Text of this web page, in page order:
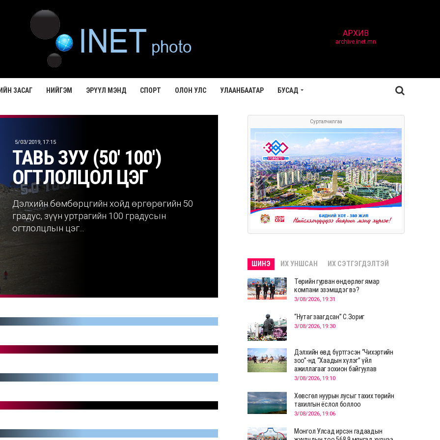
АРХИВ
archive.inet.mn
ЗАСАГ НИЙГЭМ ЭРҮҮЛ МЭНД СПОРТ ОЛОН УЛС УЛААНБААТАР БУСАД
5/03/2019, 17:15
ТАВЬ ЗУУ (50' 100')
ОГТЛОЛЦОЛ ЦЭГ
Дэлхийн бөмбөрцгийн хойд өргөрөгийн 50
градус, зүүн уртрагийн 100 градусын
огтлолцлын цэг...
17/02/2019, 16:30
Архангайн Өлзийт
суманд 4,6
магнитудын хүчтэй
11/02/2019, 16:42
Сурталчилгаа
ШИНЭ ИХ УНШСАН ИХ СЭТГЭГДЭЛТЭЙ
Төрийн гурван өндөрлөг ямар
компани эзэмшдэг вэ?
3/08/2026, 19:31
“Нутаг заагдсан” С.Зориг
3/08/2026, 19:30
Дэлхийн өвд бүртгэсэн “Чихэртийн
зоо”-нд “Хаадын хүлэг” үйл
ажиллагааг зохион байгуулав
3/08/2026, 19:10
Хөвсгөл нуурын лусыг тахих төрийн
тахилгын ёслол боллоо
3/08/2026, 19:06
Монгол Улсад ирсэн гадаадын